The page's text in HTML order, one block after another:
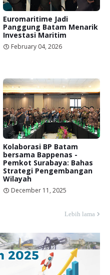
Euromaritime Jadi
Panggung Batam Menarik
Investasi Maritim
February 04, 2026
Kolaborasi BP Batam
bersama Bappenas -
Pemkot Surabaya: Bahas
Strategi Pengembangan
Wilayah
December 11, 2025
Lebih lama